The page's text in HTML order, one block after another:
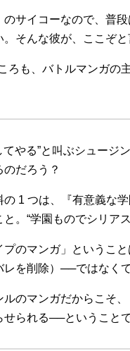
のサイコーなので、普
そんな彼が、ここぞ
ろも、バトルマンガの
てやる と叫ぶシュージ
だろう？
の 1 つは、『有意義な
。 学園ものでシリア
プのマンガ」というこ
レを削除）──ではなくて
ルのマンガだからこそ
せられる──ということ